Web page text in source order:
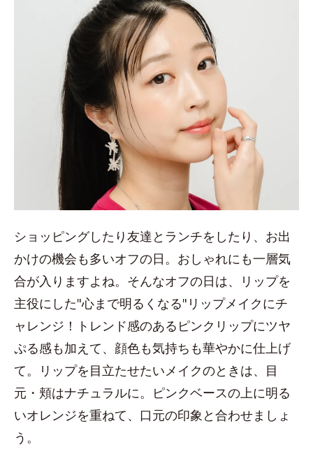
ショッピングしたり友達とランチをしたり、お出
かけの機会も多いオフの日。おしゃれにも一層気
合が入りますよね。そんなオフの日は、リップを
主役にした"心まで明るくなる"リップメイクにチ
ャレンジ！トレンド感のあるピンクリップにツヤ
ぷる感も加えて、顔色も気持ちも華やかに仕上げ
て。リップを目立たせたいメイクのときは、目
元・頬はナチュラルに。ピンクベースの上に明る
いオレンジを重ねて、口元の印象と合わせましょ
う。